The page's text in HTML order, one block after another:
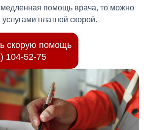
помощь врача, то можно
услугами платной скорой.
скорую помощь
104-52-75